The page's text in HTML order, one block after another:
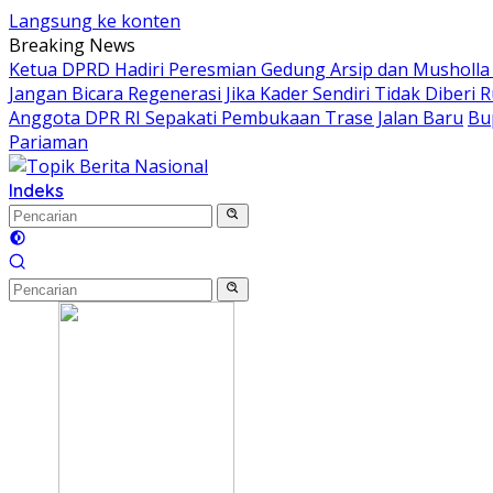
Langsung ke konten
Breaking News
Ketua DPRD Hadiri Peresmian Gedung Arsip dan
Jangan Bicara Regenerasi Jika Kader Sendiri Tidak Diberi
Anggota DPR RI Sepakati Pembukaan Trase Jalan Baru
Pariaman
Indeks